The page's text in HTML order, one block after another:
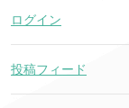
ログイン
投稿フィード